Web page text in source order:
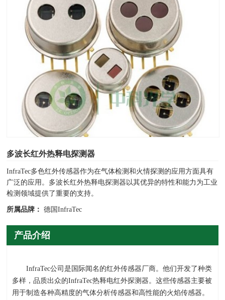
多波长红外热释电探测器
InfraTec多色红外传感器作为在气体检测和火情探测的应用方面具有
广泛的应用。多波长红外热释电探测器以其优异的特性和能力为工业
检测领域提供了重要的支持。
所属品牌： 德国InfraTec
产品介绍
InfraTec公司是国际闻名的红外传感器厂商。他们开发了种类
多样，品质出众的InfraTec热释电红外探测器。这些传感器主要被
用于制造各种高精度的气体分析传感器和高性能的火焰传感器。